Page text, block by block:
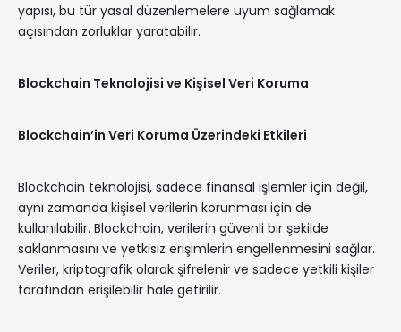
yapısı, bu tür yasal düzenlemelere uyum sağlamak
açısından zorluklar yaratabilir.
Blockchain Teknolojisi ve Kişisel Veri Koruma
Blockchain’in Veri Koruma Üzerindeki Etkileri
Blockchain teknolojisi, sadece finansal işlemler için değil,
aynı zamanda kişisel verilerin korunması için de
kullanılabilir. Blockchain, verilerin güvenli bir şekilde
saklanmasını ve yetkisiz erişimlerin engellenmesini sağlar.
Veriler, kriptografik olarak şifrelenir ve sadece yetkili kişiler
tarafından erişilebilir hale getirilir.